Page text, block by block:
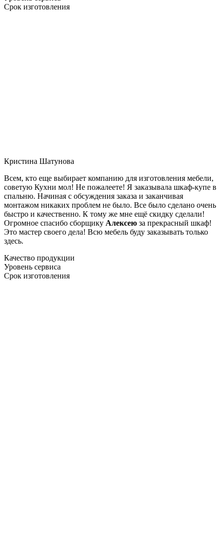
Срок изготовления
Кристина Шатунова
Всем, кто еще выбирает компанию для изготовления мебели,
советую Кухни мол! Не пожалеете! Я заказывала шкаф-купе в
спальню. Начиная с обсуждения заказа и заканчивая
монтажом никаких проблем не было. Все было сделано очень
быстро и качественно. К тому же мне ещё скидку сделали!
Огромное спасибо сборщику Алексею за прекрасный шкаф!
Это мастер своего дела! Всю мебель буду заказывать только
здесь.
Качество продукции
Уровень сервиса
Срок изготовления